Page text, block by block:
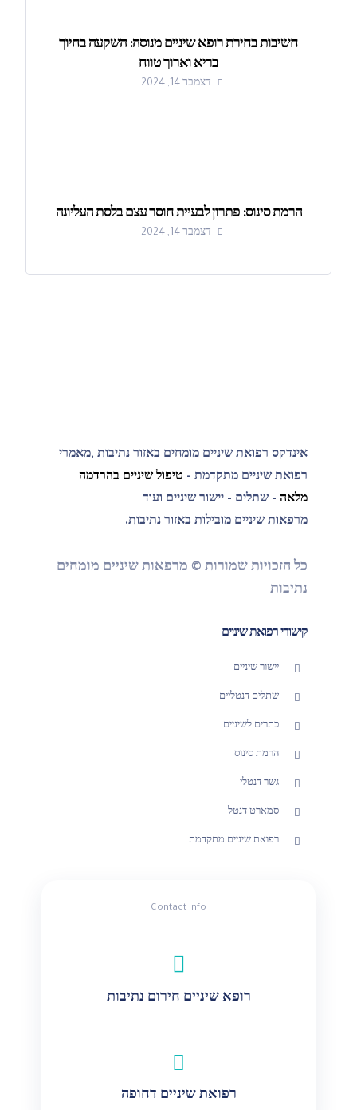
חשיבות בחירת רופא שיניים מנוסה: השקעה בחיוך
בריא וארוך טווח
דצמבר 14, 2024
הרמת סינוס: פתרון לבעיית חוסר עצם בלסת העליונה
דצמבר 14, 2024
אינדקס רפואת שיניים מומחים באזור נתיבות ,מאמרי
רפואת שיניים מתקדמת - טיפול שיניים בהרדמה
מלאה - שתלים - יישור שיניים ועוד
מרפאות שיניים מובילות באזור נתיבות.
כל הזכויות שמורות © מרפאות שיניים מומחים
נתיבות
קישורי רפואת שיניים
יישור שיניים
שתלים דנטליים
כתרים לשיניים
הרמת סינוס
גשר דנטלי
סמארט דנטל
רפואת שיניים מתקדמת
Contact Info
רופא שיניים חירום נתיבות
רפואת שיניים דחופה